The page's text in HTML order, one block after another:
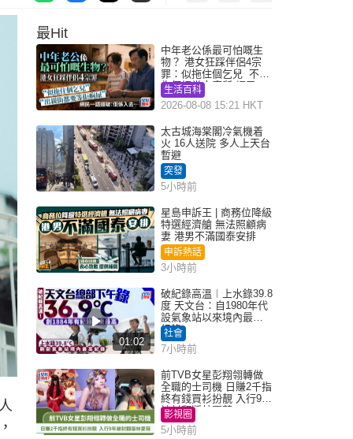
最Hit
中年老公係最可怕嘅生
物？ 港女狂踩伴侶4宗
罪：似拖住個乞兒 不解
為何經常去廁所 網民一
語道破
生活百科
2026-08-08 15:21 HKT
太古城海棠閣冷氣機着
火 16人送院 多人上天台
暫避
突發
5小時前
星島申訴王 | 商務位降級
特選經濟艙 無法照顧病
妻 港男不滿國泰安排
申訴熱話
3小時前
01:02
破紀錄高溫︱上水錄39.8
度 天文台：自1980年代
設氣象站以來境內最高
紀錄
社會
7小時前
前TVB女星彭翔翎轉做
全職的士司機 日賺2千指
終有錢買衫扮靚 入行9年
被封翻版林夏薇
影視圈
5小時前